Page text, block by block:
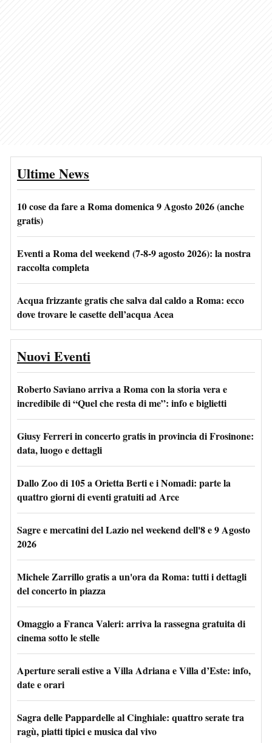
Ultime News
10 cose da fare a Roma domenica 9 Agosto 2026 (anche
gratis)
Eventi a Roma del weekend (7-8-9 agosto 2026): la nostra
raccolta completa
Acqua frizzante gratis che salva dal caldo a Roma: ecco
dove trovare le casette dell’acqua Acea
Nuovi Eventi
Roberto Saviano arriva a Roma con la storia vera e
incredibile di “Quel che resta di me”: info e biglietti
Giusy Ferreri in concerto gratis in provincia di Frosinone:
data, luogo e dettagli
Dallo Zoo di 105 a Orietta Berti e i Nomadi: parte la
quattro giorni di eventi gratuiti ad Arce
Sagre e mercatini del Lazio nel weekend dell'8 e 9 Agosto
2026
Michele Zarrillo gratis a un'ora da Roma: tutti i dettagli
del concerto in piazza
Omaggio a Franca Valeri: arriva la rassegna gratuita di
cinema sotto le stelle
Aperture serali estive a Villa Adriana e Villa d’Este: info,
date e orari
Sagra delle Pappardelle al Cinghiale: quattro serate tra
ragù, piatti tipici e musica dal vivo